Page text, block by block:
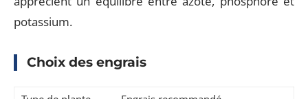
potassium.
Choix des engrais